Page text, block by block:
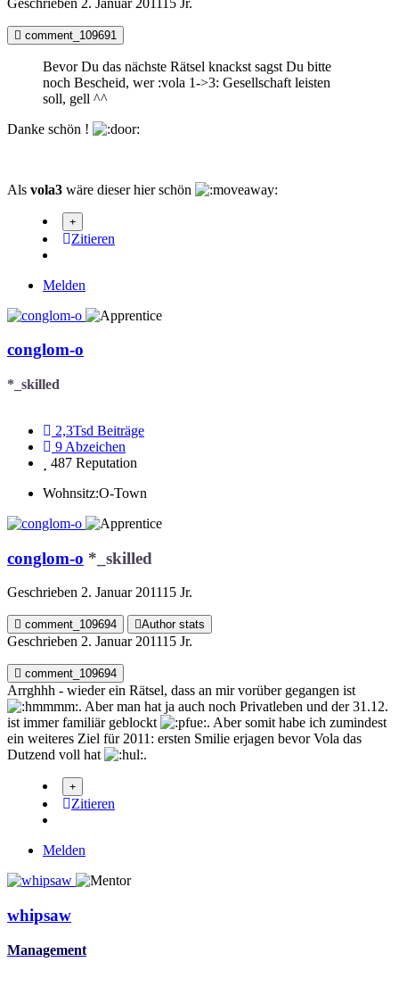
comment_109691
Bevor Du das nächste Rätsel knackst sagst Du bitte
noch Bescheid, wer :vola 1->3: Gesellschaft leisten
soll, gell ^^
Danke schön !
Als vola3 wäre dieser hier schön
Zitieren
Melden
conglom-o
*_skilled
2,3Tsd Beiträge
9 Abzeichen
487 Reputation
Wohnsitz:O-Town
conglom-o *_skilled
Geschrieben 2. Januar 201115 Jr.
comment_109694 Author stats
Geschrieben 2. Januar 201115 Jr.
comment_109694
Arrghhh - wieder ein Rätsel, dass an mir vorüber gegangen ist
. Aber man hat ja auch noch Privatleben und der 31.12.
ist immer familiär geblockt
. Aber somit habe ich zumindest
ein weiteres Ziel für 2011: ersten Smilie erjagen bevor Vola das
Dutzend voll hat
.
Zitieren
Melden
whipsaw
Management